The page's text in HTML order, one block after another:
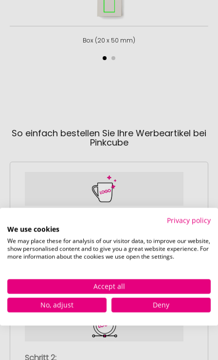
Box (20 x 50 mm)
So einfach bestellen Sie Ihre Werbeartikel bei
Pinkcube
Artikelkonfiguration
Wählen Sie Ihre gewünschten
Werbeartikel aus und passen Sie diese
Anschließend legen Sie die konfigurierten
Artikel in Ihren Warenkorb.
Privacy policy
We use cookies
We may place these for analysis of our visitor data, to improve our website,
show personalised content and to give you a great website experience. For
more information about the cookies we use open the settings.
Accept all
No, adjust
Deny